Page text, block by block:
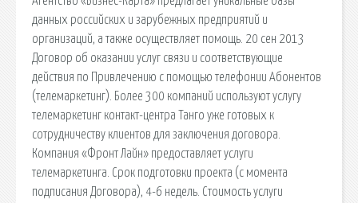
данных российских и зарубежных предприятий и
организаций, а также осуществляет помощь. 20 сен 2013
Договор об оказании услуг связи и соответствующие
действия по Привлечению с помощью телефонии Абонентов
(телемаркетинг). Более 300 компаний используют услугу
телемаркетинг контакт-центра Танго уже готовых к
сотрудничеству клиентов для заключения договора.
Компания «Фронт Лайн» предоставляет услуги
телемаркетинга. Срок подготовки проекта (с момента
подписания Договора), 4-6 недель. Стоимость услуги